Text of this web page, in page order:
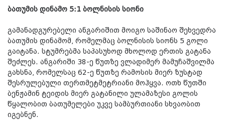
ბათუმის დინამო 5:1 ბოლნისის სიონი
გამანადგურებელი ანგარიშით მოიგო საშინაო შეხვედრა
ბათუმის დინამომ, რომელმაც ბოლნისის სიონს 5 გოლი
გაიტანა. სტუმრებმა საპასუხოდ მხოლოდ ერთის გატანა
შეძლეს. ანგარიში 38-ე წუთზე ვლადიმერ მამუჩაშვილმა
გახსნა, რომელსაც 62-ე წუთზე რამოსის მიერ ზუსტად
შესრულებული თერთმეტმეტრიანი მოჰყვა. ოთხ წუთში
ბენჟამინ ტეიდის მიერ გატანილი ულამაზესი გოლის
წყალობით ბათუმელები უკვე სამბურთიანი სხვაობით
იგებნენ.